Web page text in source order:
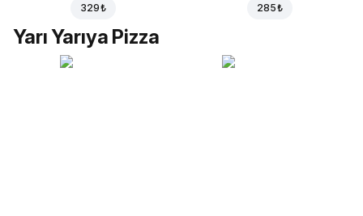
329 ₺ 285 ₺
Yarı Yarıya Pizza